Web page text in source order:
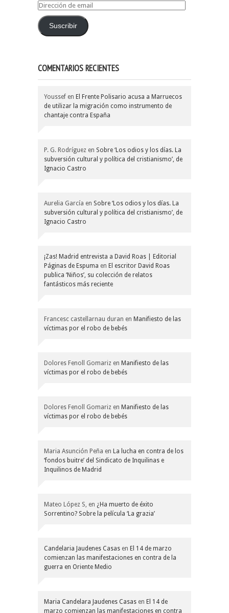
Dirección
emailSuscribir
COMENTARIOS RECIENTES
Youssef en El Frente Polisario acusa a Marruecos
de utilizar la migración como instrumento de
chantaje contra España
P. G. Rodríguez en Sobre ‘Los odios y los días. La
subversión cultural y política del cristianismo’, de
Ignacio Castro
Aurelia García en Sobre ‘Los odios y los días. La
subversión cultural y política del cristianismo’, de
Ignacio Castro
¡Zas! Madrid entrevista a David Roas | Editorial
Páginas de Espuma en El escritor David Roas
publica ‘Niños’, su colección de relatos
fantásticos más reciente
Francesc castellarnau duran en Manifiesto de las
víctimas por el robo de bebés
Dolores Fenoll Gomariz en Manifiesto de las
víctimas por el robo de bebés
Dolores Fenoll Gomariz en Manifiesto de las
víctimas por el robo de bebés
Maria Asunción Peña en La lucha en contra de los
‘fondos buitre’ del Sindicato de Inquilinas e
Inquilinos de Madrid
Mateo López S, en ¿Ha muerto de éxito
Sorrentino? Sobre la película ‘La grazia’
Candelaria Jaudenes Casas en El 14 de marzo
comienzan las manifestaciones en contra de la
guerra en Oriente Medio
Maria Candelara Jaudenes Casas en El 14 de
marzo comienzan las manifestaciones en contra